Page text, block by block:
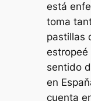
está
toma
pastillas
estropeé
sentido
en
cuenta